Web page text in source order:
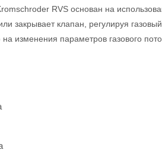
RVS основан на
закрывает клапан, регулируя
изменения параметров газового